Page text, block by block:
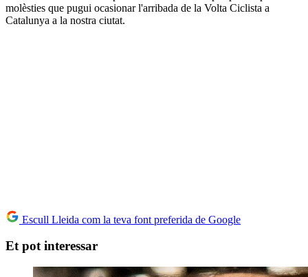
molèsties que pugui ocasionar l'arribada de la Volta Ciclista a
Catalunya a la nostra ciutat.
Escull Lleida com la teva font preferida de Google
Et pot interessar